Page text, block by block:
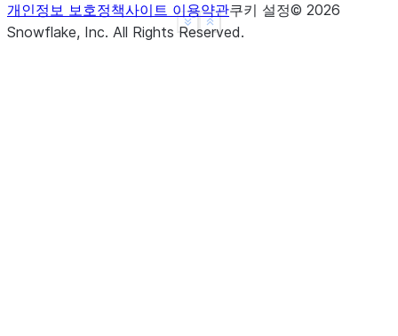
Show less
See more
개인정보 보호정책사이트 이용약관쿠키 설정© 2026
Snowflake, Inc. All Rights Reserved.